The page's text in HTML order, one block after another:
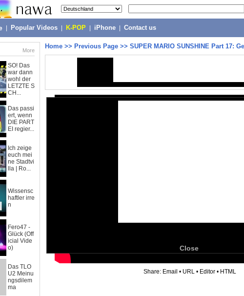
Popular Videos K-POP iPhone Contact us
More
SO! Das
war dann
wohl der
LETZTE S
CH...
Das passi
ert, wenn
DIE PART
EI regier...
Ich zeige
euch mei
ne Stadtvi
lla | Ro...
Wissensc
haftler irre
n
Fero47 -
Glück (Off
icial Vide
o)
Das TLO
U2 Meinu
ngsdilem
ma
Home >> Previous Page >> SUPER MARIO SUNSHINE Part 17:
Close
Share: Email • URL • Editor • HTML